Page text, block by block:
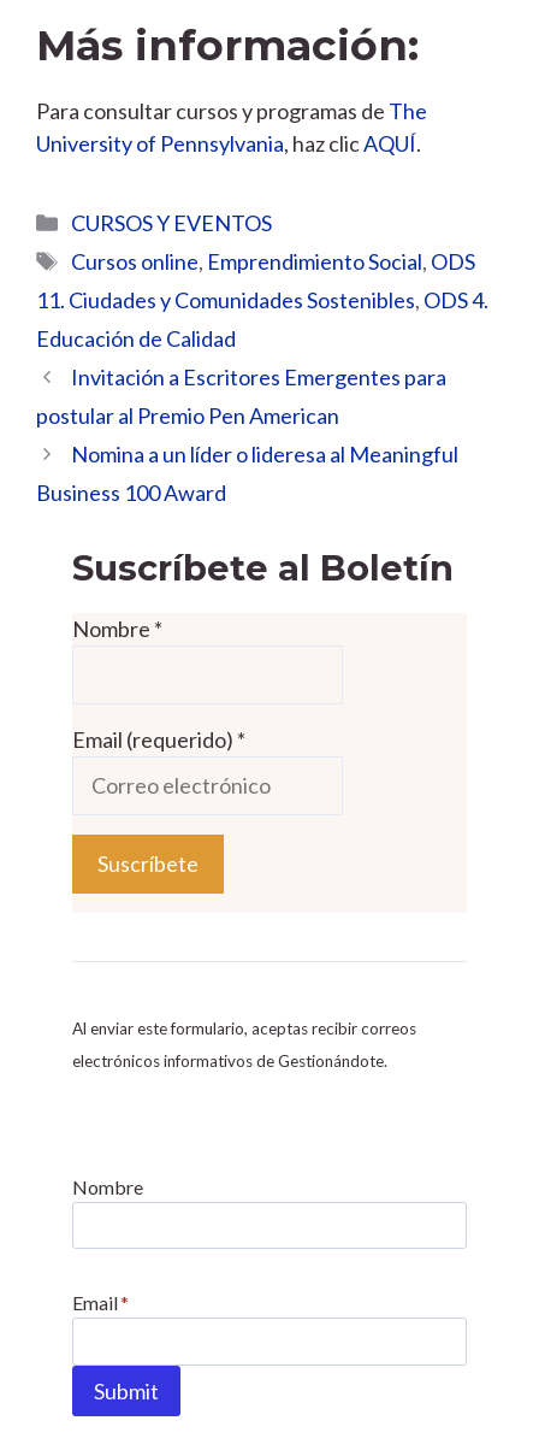
Más información:
Para consultar cursos y programas de The
University of Pennsylvania, haz clicAQUÍ.
Categorías
CURSOS Y EVENTOS
Etiquetas
Cursos online, Emprendimiento Social, ODS
11. Ciudades y Comunidades Sostenibles, ODS 4.
Educación de Calidad
Invitación a Escritores Emergentes para
postular al Premio Pen American
Nomina a un líder o lideresa al Meaningful
Business 100 Award
Suscríbete al Boletín
Nombre *
Email (requerido) *
o
s
t
C
n
a
U
Al enviar este formulario, aceptas recibir correos
electrónicos informativos de Gestionándote.
Nombre
Email*
Submit